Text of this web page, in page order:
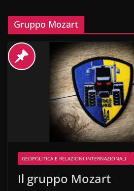
Gruppo Mozart
GEOPOLITICA E RELAZIONI INTERNAZIONALI
Il gruppo Mozart